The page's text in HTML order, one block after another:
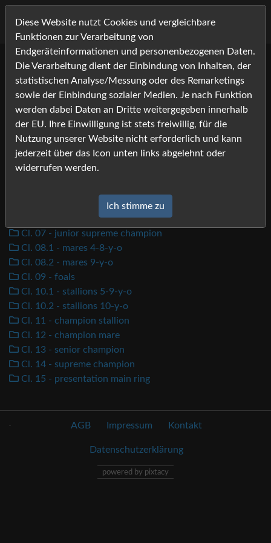
2012
Fontainebleau
Connemara Show
Cl. 01 - 2-y-o colt
Cl. 05 - male junior champion
Cl. 06 - female junior champion
Cl. 07 - junior supreme champion
Cl. 08.1 - mares 4-8-y-o
Cl. 08.2 - mares 9-y-o
Cl. 09 - foals
Cl. 10.1 - stallions 5-9-y-o
Cl. 10.2 - stallions 10-y-o
Cl. 11 - champion stallion
Cl. 12 - champion mare
Cl. 13 - senior champion
Cl. 14 - supreme champion
Cl. 15 - presentation main ring
Diese Website nutzt Cookies und vergleichbare
Funktionen zur Verarbeitung von
Endgeräteinformationen und personenbezogenen Daten.
Die Verarbeitung dient der Einbindung von Inhalten, der
statistischen Analyse/Messung oder des Remarketings
sowie der Einbindung sozialer Medien. Je nach Funktion
werden dabei Daten an Dritte weitergegeben innerhalb
der EU. Ihre Einwilligung ist stets freiwillig, für die
Nutzung unserer Website nicht erforderlich und kann
jederzeit über das Icon unten links abgelehnt oder
widerrufen werden.
Ich stimme zu
. AGB Impressum Kontakt
Datenschutzerklärung
powered by pixtacy